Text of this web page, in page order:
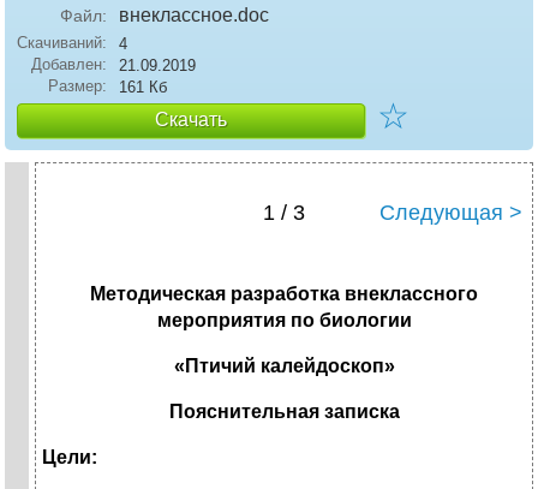
Файл: внеклассное.doc
Скачиваний:
4
Добавлен:
21.09.2019
Размер:
161 Кб
Скачать ☆
1 / 3 Следующая >
Методическая разработка внеклассного
мероприятия по биологии
«Птичий калейдоскоп»
Пояснительная записка
Цели: